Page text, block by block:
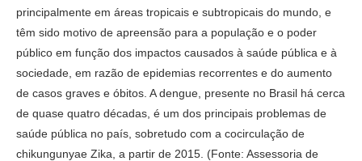
principalmente em áreas tropicais e subtropicais do mundo, e
têm sido motivo de apreensão para a população e o poder
público em função dos impactos causados à saúde pública e à
sociedade, em razão de epidemias recorrentes e do aumento
de casos graves e óbitos. A dengue, presente no Brasil há cerca
de quase quatro décadas, é um dos principais problemas de
saúde pública no país, sobretudo com a cocirculação de
chikungunyae Zika, a partir de 2015. (Fonte: Assessoria de